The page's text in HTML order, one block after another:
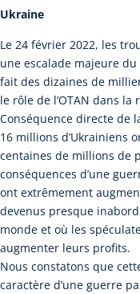
Ukraine
Le 24 février 2022, les
une escalade majeure
fait des dizaines de
le rôle de l’OTAN dans la
Conséquence directe de
16 millions d’Ukrainiens
centaines de millions de
conséquences d’une
ont extrêmement
devenus presque
monde et où les
augmenter leurs profits.
Nous constatons que
caractère d’une guerre